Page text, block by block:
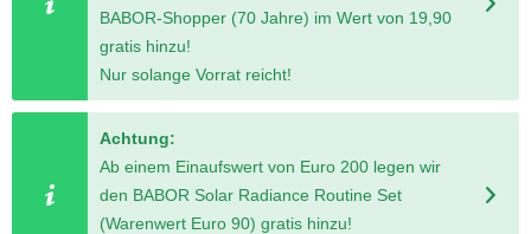
BABOR-Shopper (70 Jahre) im Wert von 19,90
gratis hinzu!
Nur solange Vorrat reicht!
Achtung:
Ab einem Einaufswert von Euro 200 legen wir
den BABOR Solar Radiance Routine Set
(Warenwert Euro 90) gratis hinzu!